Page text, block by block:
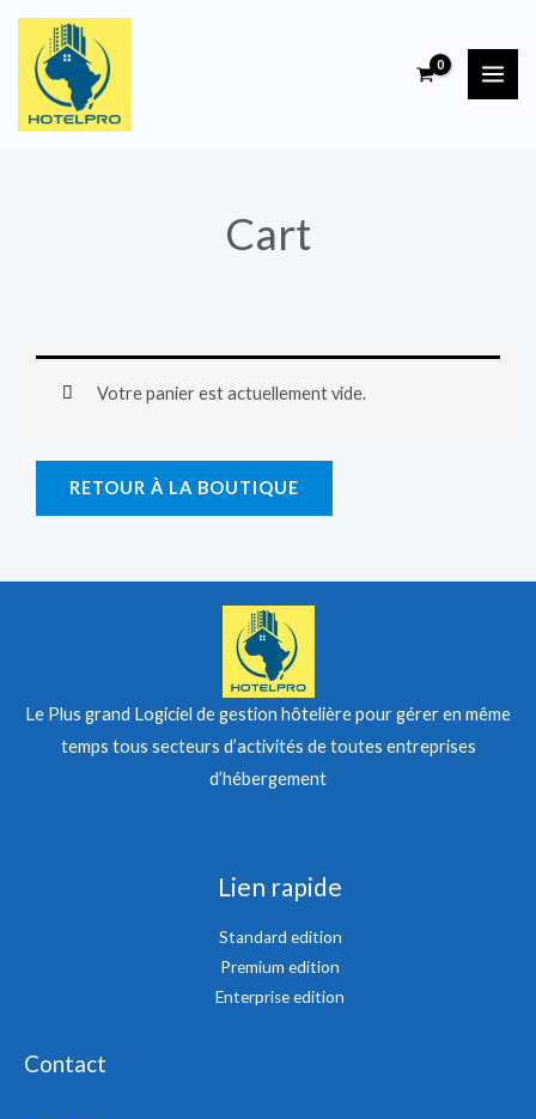
Aller
contenu
Cart
Votre panier est actuellement vide.
RETOUR À LA BOUTIQUE
Le Plus grand Logiciel de gestion hôtelière pour gérer en même
temps tous secteurs d’activités de toutes entreprises
d’hébergement
Lien rapide
Standard edition
Premium edition
Enterprise edition
Contact